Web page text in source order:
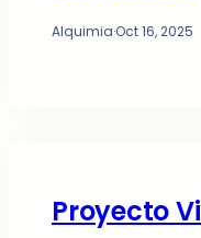
Alquimia·Oct 16, 2025
Proyecto